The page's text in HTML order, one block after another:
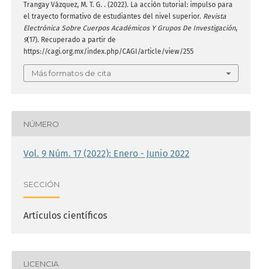
Trangay Vázquez, M. T. G. . (2022). La acción tutorial: impulso para
el trayecto formativo de estudiantes del nivel superior. Revista
Electrónica Sobre Cuerpos Académicos Y Grupos De Investigación,
9(17). Recuperado a partir de
https://cagi.org.mx/index.php/CAGI/article/view/255
Más formatos de cita
NÚMERO
Vol. 9 Núm. 17 (2022): Enero - Junio 2022
SECCIÓN
Artículos científicos
LICENCIA